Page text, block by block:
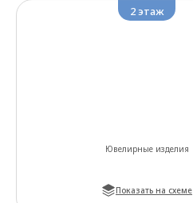
2этаж
Ювелирные изделия
Показать на схеме